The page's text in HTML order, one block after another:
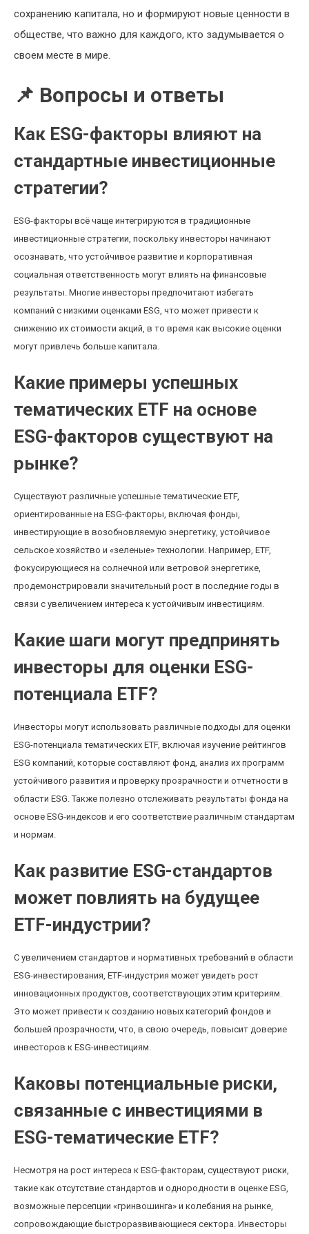
сохранению капитала, но и формируют новые ценности в
обществе, что важно для каждого, кто задумывается о
своем месте в мире.
📌 Вопросы и ответы
Как ESG-факторы влияют на
стандартные инвестиционные
стратегии?
ESG-факторы всё чаще интегрируются в традиционные
инвестиционные стратегии, поскольку инвесторы начинают
осознавать, что устойчивое развитие и корпоративная
социальная ответственность могут влиять на финансовые
результаты. Многие инвесторы предпочитают избегать
компаний с низкими оценками ESG, что может привести к
снижению их стоимости акций, в то время как высокие оценки
могут привлечь больше капитала.
Какие примеры успешных
тематических ETF на основе
ESG-факторов существуют на
рынке?
Существуют различные успешные тематические ETF,
ориентированные на ESG-факторы, включая фонды,
инвестирующие в возобновляемую энергетику, устойчивое
сельское хозяйство и «зеленые» технологии. Например, ETF,
фокусирующиеся на солнечной или ветровой энергетике,
продемонстрировали значительный рост в последние годы в
связи с увеличением интереса к устойчивым инвестициям.
Какие шаги могут предпринять
инвесторы для оценки ESG-
потенциала ETF?
Инвесторы могут использовать различные подходы для оценки
ESG-потенциала тематических ETF, включая изучение рейтингов
ESG компаний, которые составляют фонд, анализ их программ
устойчивого развития и проверку прозрачности и отчетности в
области ESG. Также полезно отслеживать результаты фонда на
основе ESG-индексов и его соответствие различным стандартам
и нормам.
Как развитие ESG-стандартов
может повлиять на будущее
ETF-индустрии?
С увеличением стандартов и нормативных требований в области
ESG-инвестирования, ETF-индустрия может увидеть рост
инновационных продуктов, соответствующих этим критериям.
Это может привести к созданию новых категорий фондов и
большей прозрачности, что, в свою очередь, повысит доверие
инвесторов к ESG-инвестициям.
Каковы потенциальные риски,
связанные с инвестициями в
ESG-тематические ETF?
Несмотря на рост интереса к ESG-факторам, существуют риски,
такие как отсутствие стандартов и однородности в оценке ESG,
возможные персепции «гринвошинга» и колебания на рынке,
сопровождающие быстроразвивающиеся сектора. Инвесторы